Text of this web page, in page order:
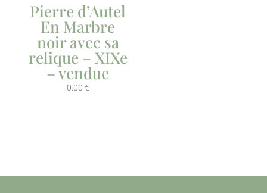
Pierre d’Autel
En Marbre
noir avec sa
relique – XIXe
– vendue
0.00 €